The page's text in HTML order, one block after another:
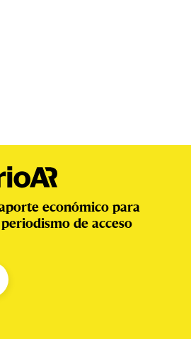
económico para
de acceso